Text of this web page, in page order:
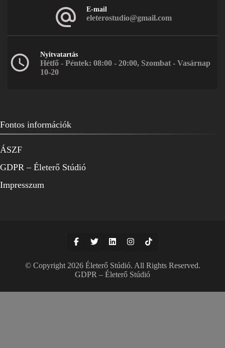
E-mail
eleterostudio@gmail.com
Nyitvatartás
Hétfő - Péntek: 08:00 - 20:00, Szombat - Vasárnap
10-20
Fontos információk
ÁSZF
GDPR – Életerő Stúdió
Impresszum
© Copyright 2026 Életerő Stúdió. All Rights Reserved.
GDPR – Életerő Stúdió